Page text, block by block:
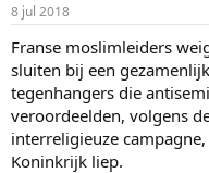
8 jul 2018
Franse moslimleiders
sluiten bij een
tegenhangers die
veroordeelden, volgens
interreligieuze
Koninkrijk liep.